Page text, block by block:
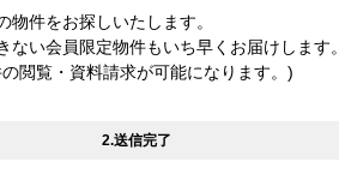
件をお探しいたします。
い会員限定物件もいち早くお届けします。
閲覧・資料請求が可能になります。)
2.送信完了